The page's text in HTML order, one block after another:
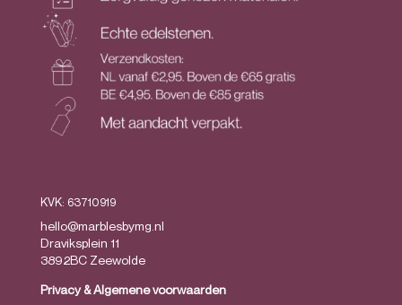
KVK: 63710919
hello@marblesbymg.nl
Draviksplein 11
3892BC Zeewolde
Privacy&Algemene voorwaarden